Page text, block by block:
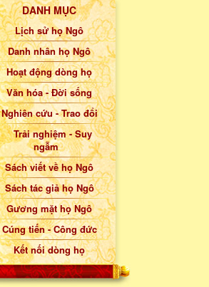
DANH MỤC
Lịch sử họ Ngô
Danh nhân họ Ngô
Hoạt động dòng họ
Văn hóa - Đời sống
Nghiên cứu - Trao đổi
Trải nghiệm - Suy
ngẫm
Sách viết về họ Ngô
Sách tác giả họ Ngô
Gương mặt họ Ngô
Cúng tiến - Công đức
Kết nối dòng họ